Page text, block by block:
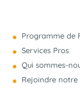
Programme de
Services Pros
Qui sommes-
Rejoindre notre